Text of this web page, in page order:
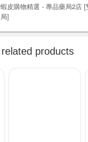
蝦皮購物精選 - 專品藥局2店
局]